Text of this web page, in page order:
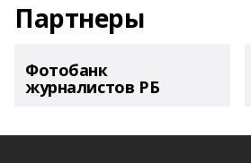
Партнеры
Фотобанк
журналистов РБ